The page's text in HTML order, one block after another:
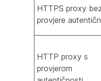
HTTPS proxy
provjere
HTTP proxy s
provjerom